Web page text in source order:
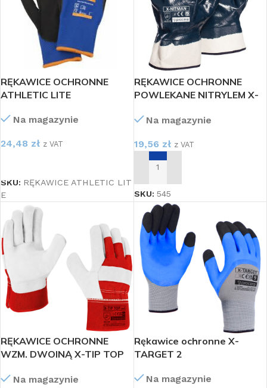
RĘKAWICE OCHRONNE
ATHLETIC LITE
Na magazynie
24,48 zł z VAT
SKU: RĘKAWICE ATHLETIC LIT
E
RĘKAWICE OCHRONNE
POWLEKANE NITRYLEM X-
Na magazynie
19,56 zł z VAT
DODAJ DO KOSZYKA
SKU: 545
RĘKAWICE OCHRONNE
WZM. DWOINĄ X-TIP TOP
Na magazynie
Rękawice ochronne X-
TARGET 2
Na magazynie